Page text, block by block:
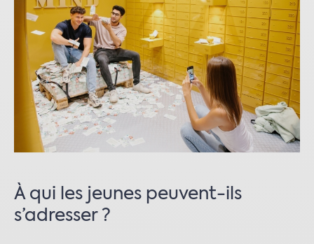
À qui les jeunes peuvent-ils
s’adresser ?